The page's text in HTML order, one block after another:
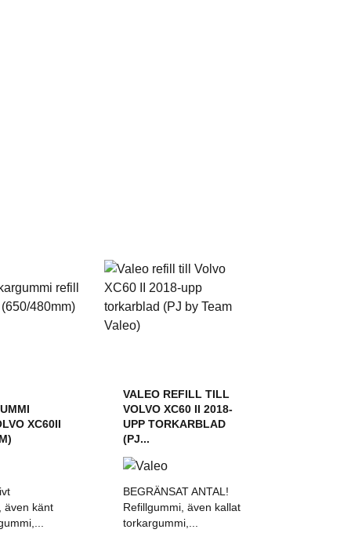
XC60II
även känt
VALEO REFILL TILL
VOLVO XC60 II 2018-
UPP TORKARBLAD
(PJ...
BEGRÄNSAT ANTAL!
Refillgummi, även kallat
torkargummi,...